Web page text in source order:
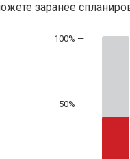
заранее
50% —